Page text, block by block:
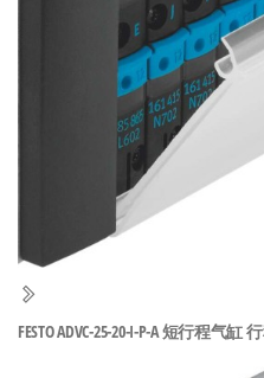
动
化
供
应
商-
FESTO ADVC-25-20-I-P-A 短行程气缸